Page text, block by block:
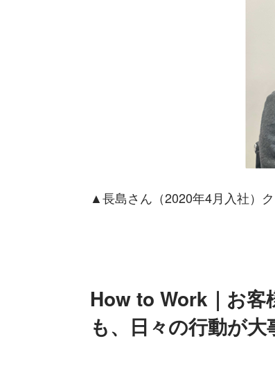
▲長島さん（2020年4月入社）
How to Work｜お客
も、日々の行動が大